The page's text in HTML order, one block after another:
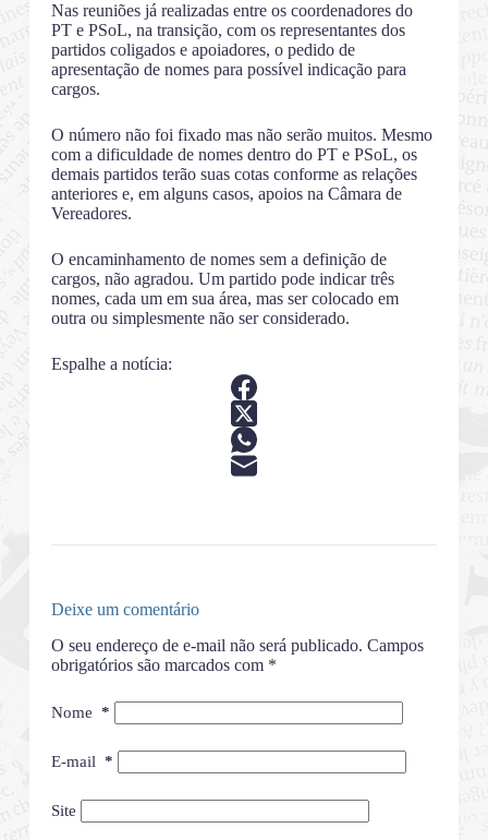
Nas reuniões já realizadas entre os coordenadores do
PT e PSoL, na transição, com os representantes dos
partidos coligados e apoiadores, o pedido de
apresentação de nomes para possível indicação para
cargos.
O número não foi fixado mas não serão muitos. Mesmo
com a dificuldade de nomes dentro do PT e PSoL, os
demais partidos terão suas cotas conforme as relações
anteriores e, em alguns casos, apoios na Câmara de
Vereadores.
O encaminhamento de nomes sem a definição de
cargos, não agradou. Um partido pode indicar três
nomes, cada um em sua área, mas ser colocado em
outra ou simplesmente não ser considerado.
Espalhe a notícia:
Deixe um comentário
O seu endereço de e-mail não será publicado. Campos
obrigatórios são marcados com *
Nome *
E-mail *
Site